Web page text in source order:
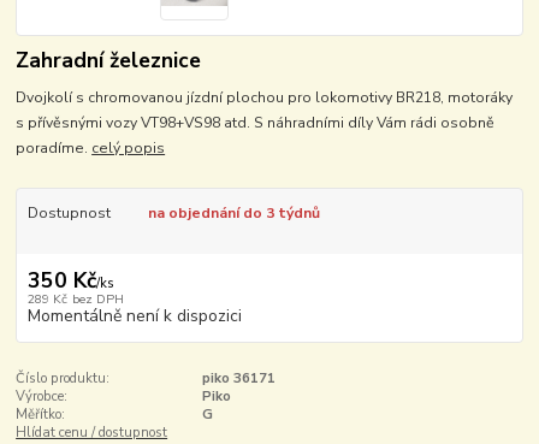
Zahradní železnice
Dvojkolí s chromovanou jízdní plochou pro lokomotivy BR218, motoráky
s přívěsnými vozy VT98+VS98 atd. S náhradními díly Vám rádi osobně
poradíme. celý popis
Dostupnost na objednání do 3 týdnů
350 Kč/ks
289 Kč bez DPH
Momentálně není k dispozici
Číslo produktu:
piko 36171
Výrobce:
Piko
Měřítko:
G
Hlídat cenu / dostupnost